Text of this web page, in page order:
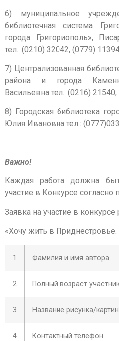
6) муниципальное
библиотечная система
города Григориополь»,
тел.: (0210) 32042, (0779)
7) Централизованная
района и города
Васильевна тел.: (0216)
8) Городская библиотека
Юлия Ивановна тел.:
Важно!
Каждая работа должна
участие в Конкурсе
Заявка на участие в конкурсе
«Хочу жить в
1 Фамилия и имя автора
2 Полный возраст
3 Название рисунка/
4 Контактный телефон